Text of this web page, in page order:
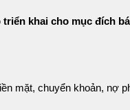
khai cho mục đích
mặt, chuyển khoản, nợ